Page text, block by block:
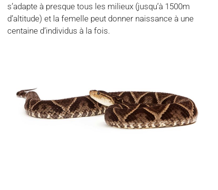
s’adapte à presque tous les milieux (jusqu’à 1500m
d’altitude) et la femelle peut donner naissance à une
centaine d’individus à la fois.